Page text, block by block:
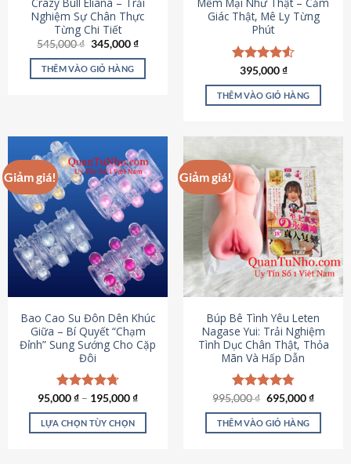
Crazy Bull Eliana – Trải
Nghiệm Sự Chân Thực
Từng Chi Tiết
545,000₫ Giá
là:
545,000 ₫.
345,000₫Giá
tại
THÊM VÀO GIỎ HÀNG
Mềm Mại Như Thật – Cảm
Giác Thật, Mê Ly Từng
Phút
Được xếp
hạng4.53
5 sao
395,000₫
THÊM VÀO GIỎ HÀNG
Giảm giá!
Bao Cao Su Đôn Dên Khúc
Giữa – Bí Quyết “Chạm
Đỉnh” Sung Sướng Cho Cặp
Đôi
Được xếp
hạng4.70
5 sao
95,000₫ – 195,000₫
LỰA CHỌN TÙY CHỌN
Giảm giá!
Búp Bê Tình Yêu Leten
Nagase Yui: Trải Nghiệm
Tình Dục Chân Thật, Thỏa
Mãn Và Hấp Dẫn
Được xếp
hạng4.80
5 sao
995,000₫ Giá
là:
995,000 ₫.
695,000₫Giá
tại
THÊM VÀO GIỎ HÀNG